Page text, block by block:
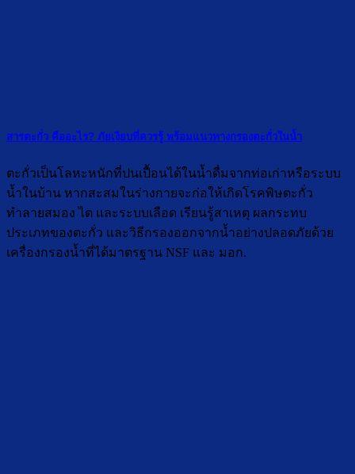
สารตะกั่ว คืออะไร? ภัยเงียบที่ควรรู้ พร้อมแนวทางกรองตะกั่วในน้ำ
ตะกั่วเป็นโลหะหนักที่ปนเปื้อนได้ในน้ำดื่มจากท่อเก่าหรือระบบ
น้ำในบ้าน หากสะสมในร่างกายจะก่อให้เกิดโรคพิษตะกั่ว
ทำลายสมอง ไต และระบบเลือด เรียนรู้สาเหตุ ผลกระทบ
ประเภทของตะกั่ว และวิธีกรองออกจากน้ำอย่างปลอดภัยด้วย
เครื่องกรองน้ำที่ได้มาตรฐาน NSF และ มอก.